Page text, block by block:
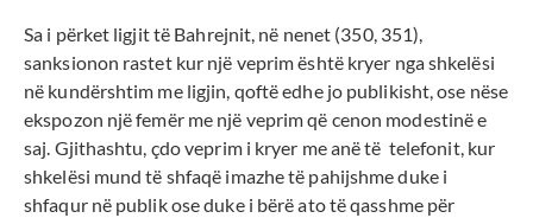
Sa i përket ligjit të Bahrejnit, në nenet (350, 351),
sanksionon rastet kur një veprim është kryer nga shkelësi
në kundërshtim me ligjin, qoftë edhe jo publikisht, ose nëse
ekspozon një femër me një veprim që cenon modestinë e
saj. Gjithashtu, çdo veprim i kryer me anë të telefonit, kur
shkelësi mund të shfaqë imazhe të pahijshme duke i
shfaqur në publik ose duke i bërë ato të qasshme për